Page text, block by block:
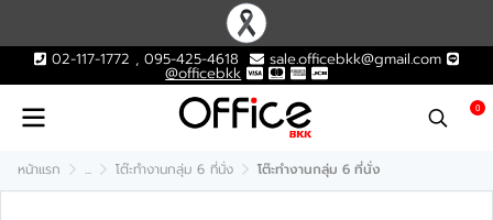
02-117-1772 , 095-425-4618 sale.officebkk@gmail.com
@officebkk
0
หน้าแรก ... โต๊ะทำงานกลุ่ม 6 ที่นั่ง โต๊ะทำงานกลุ่ม 6 ที่นั่ง